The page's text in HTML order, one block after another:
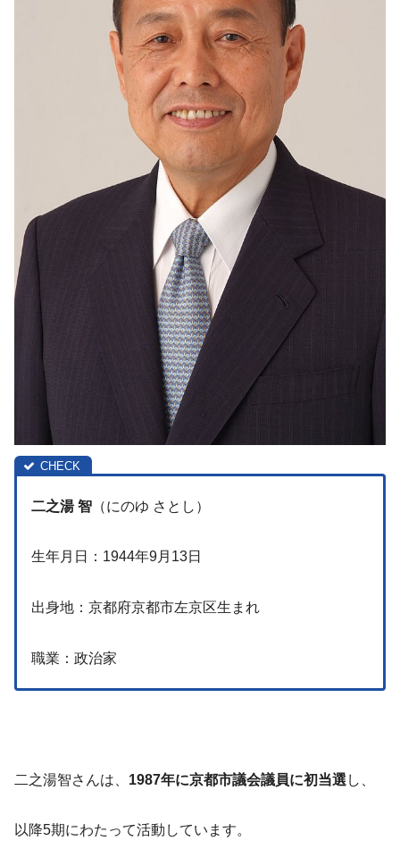
二之湯 智 （にのゆ さとし）
生年月日：1944年9月13日
出身地：京都府京都市左京区生まれ
職業：政治家
二之湯智さんは、 1987年に京都市議会議員に初当選 し、
以降5期にわたって活動しています。